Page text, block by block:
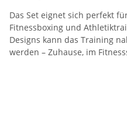
Das Set eignet sich perfekt
Fitnessboxing und
Designs kann das Training
werden – Zuhause, im